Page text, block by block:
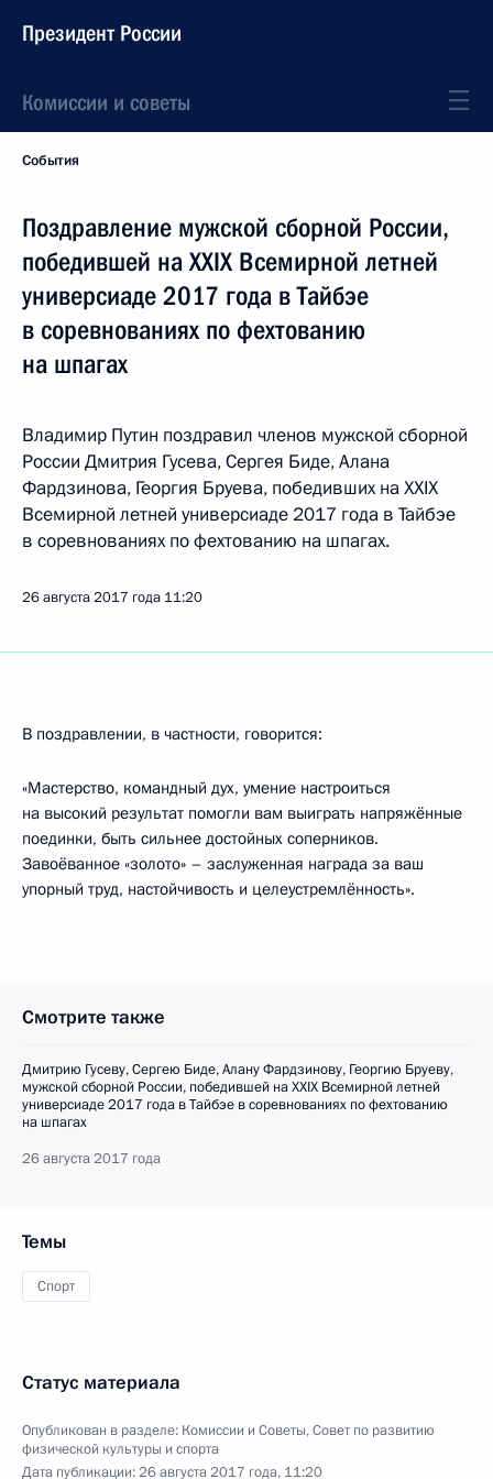
Президент России
Комиссии и советы
События
Поздравление мужской сборной России,
победившей на XXIX Всемирной летней
универсиаде 2017 года в Тайбэе
в соревнованиях по фехтованию
на шпагах
Владимир Путин поздравил членов мужской сборной
России Дмитрия Гусева, Сергея Биде, Алана
Фардзинова, Георгия Бруева, победивших на XXIX
Всемирной летней универсиаде 2017 года в Тайбэе
в соревнованиях по фехтованию на шпагах.
26 августа 2017 года 11:20
В поздравлении, в частности, говорится:
«Мастерство, командный дух, умение настроиться
на высокий результат помогли вам выиграть напряжённые
поединки, быть сильнее достойных соперников.
Завоёванное «золото» – заслуженная награда за ваш
упорный труд, настойчивость и целеустремлённость».
Смотрите также
Дмитрию Гусеву, Сергею Биде, Алану Фардзинову, Георгию Бруеву,
мужской сборной России, победившей на XXIX Всемирной летней
универсиаде 2017 года в Тайбэе в соревнованиях по фехтованию
на шпагах
26 августа 2017 года
Темы
Спорт
Статус материала
Опубликован в разделе: Комиссии и Советы,Совет по развитию
физической культуры и спорта
Дата публикации:26 августа 2017 года, 11:20